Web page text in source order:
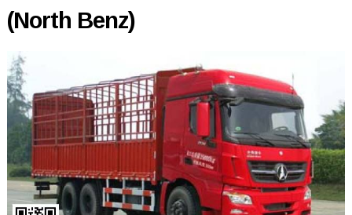
(North Benz)